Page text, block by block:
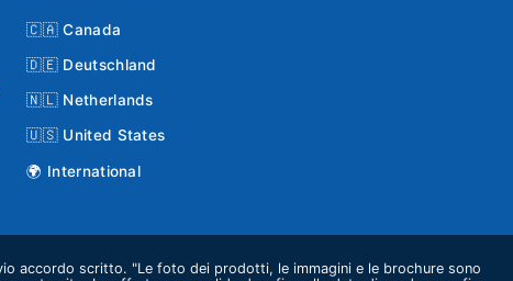
🇨🇦 Canada
🇩🇪 Deutschland
🇳🇱 Netherlands
🇺🇸 United States
🌍 International
accordo scritto. "Le foto dei prodotti, le immagini e le brochure sono